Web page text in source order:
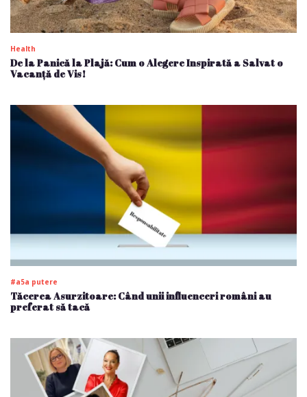
Health
De la Panică la Plajă: Cum o Alegere Inspirată a Salvat o
Vacanță de Vis!
#a5a putere
Tăcerea Asurzitoare: Când unii influenceri români au
preferat să tacă